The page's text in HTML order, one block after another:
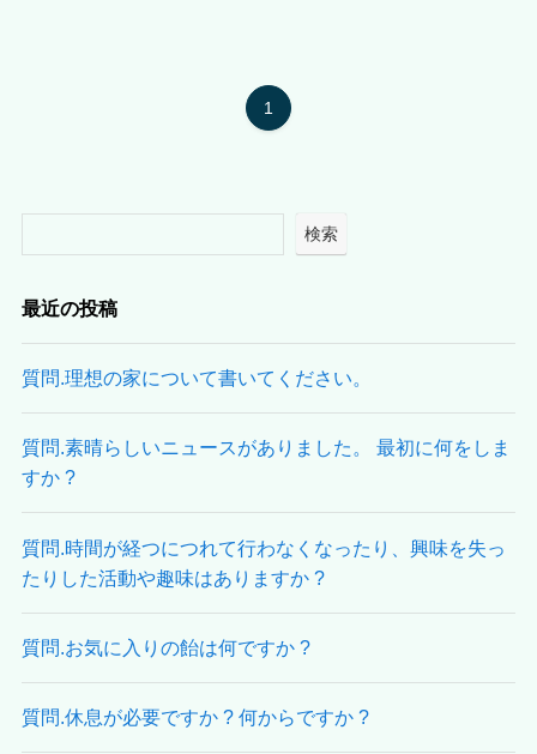
1
検索
最近の投稿
質問.理想の家について書いてください。
質問.素晴らしいニュースがありました。 最初に何をしま
すか ?
質問.時間が経つにつれて行わなくなったり、興味を失っ
たりした活動や趣味はありますか ?
質問.お気に入りの飴は何ですか ?
質問.休息が必要ですか ? 何からですか ?